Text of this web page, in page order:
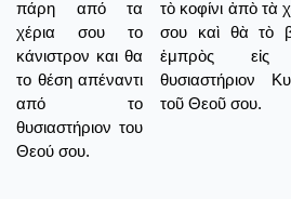
πάρη από τα
χέρια σου το
κάνιστρον και θα
το θέση απέναντι
από το
θυσιαστήριον του
Θεού σου.
τὸ κοφίνι ἀπὸ τὰ
σου καὶ θὰ τὸ
ἐμπρὸς
θυσιαστήριον
τοῦ Θεοῦ σου.